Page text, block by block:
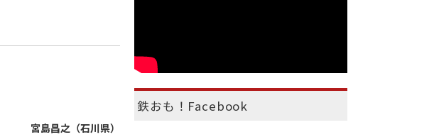
宮島昌之（石川県）
鉄おも！Facebook